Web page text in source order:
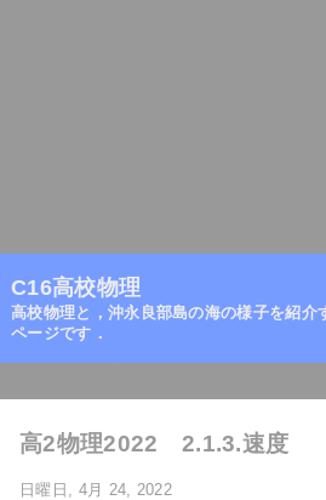
C16高校物理
高校物理と，沖永良部島の海の様子を紹介
ページです．
高2物理2022 2.1.3.速度
日曜日, 4月 24, 2022